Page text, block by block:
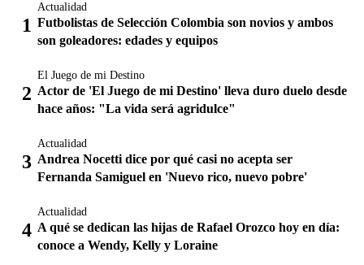
Actualidad
Futbolistas de Selección Colombia son novios y ambos
son goleadores: edades y equipos
El Juego de mi Destino
Actor de 'El Juego de mi Destino' lleva duro duelo desde
hace años: "La vida será agridulce"
Actualidad
Andrea Nocetti dice por qué casi no acepta ser
Fernanda Samiguel en 'Nuevo rico, nuevo pobre'
Actualidad
A qué se dedican las hijas de Rafael Orozco hoy en día:
conoce a Wendy, Kelly y Loraine